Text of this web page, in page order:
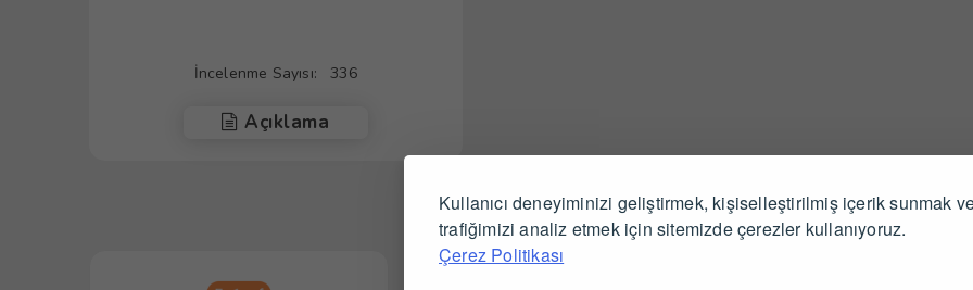
Kullanıcı deneyiminizi geliştirmek, kişiselleştirilmiş içerik sunmak
trafiğimizi analiz etmek için sitemizde çerezler kullanıyoruz.
Çerez Politikası
İncelenme Sayısı: 336
Açıklama
İlgili Ürünler